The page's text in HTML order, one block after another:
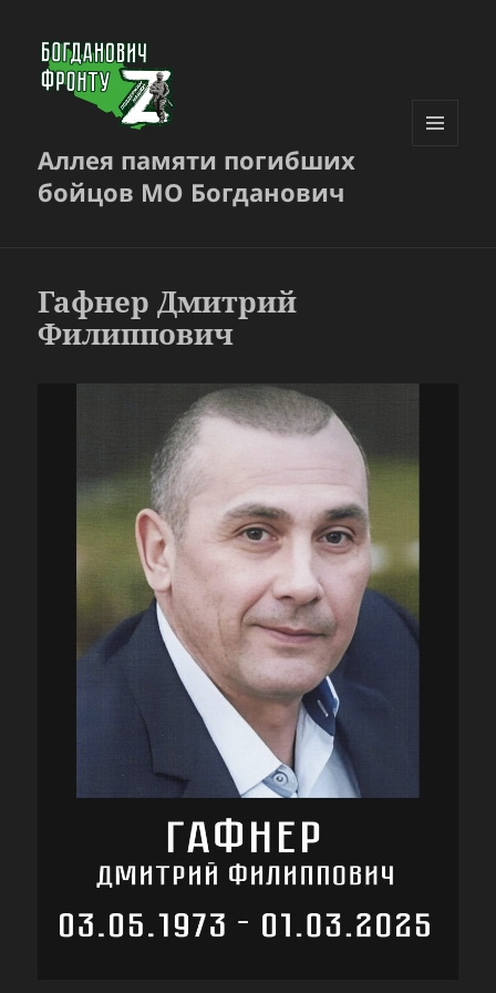
Аллея памяти погибших
бойцов МО Богданович
Гафнер Дмитрий
Филиппович